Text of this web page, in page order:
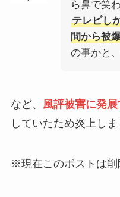
ら鼻で笑
テレビし
間から被
の事かと
など、 風評被害に発
していたため炎上しま
※現在このポストは削